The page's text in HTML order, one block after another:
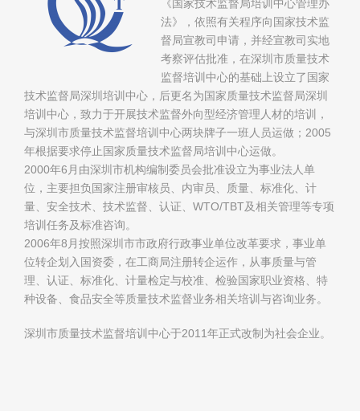
《国家技术监督局培训中心管理办
法》，依照有关程序向国家技术监
督局宣教司申请，并经宣教司实地
考察评估批准，在深圳市质量技术
监督培训中心的基础上设立了国家
技术监督局深圳培训中心，后更名为国家质量技术监督局深圳
培训中心，致力于开展技术监督外向型经济管理人材的培训，
与深圳市质量技术监督培训中心两块牌子一班人员运做；2005
年根据要求停止国家质量技术监督局培训中心运做。
2000年6月由深圳市机构编制委员会批准设立为事业法人单
位，主要担负国家注册审核员、内审员、质量、标准化、计
量、安全技术、技术监督、认证、WTO/TBT及相关管理等专项
培训任务及标准咨询。
2006年8月按照深圳市市政府行政事业单位改革要求，事业单
位转企划入国资委，在工商局注册转企运作，从事质量与管
理、认证、标准化、计量检定与校准、检验国家职业资格、特
种设备、食品安全等质量技术监督业务相关培训与咨询业务。
深圳市质量技术监督培训中心于2011年正式改制为社会企业。